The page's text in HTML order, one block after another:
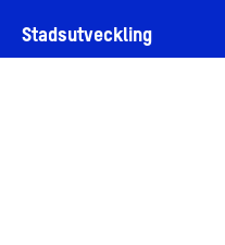
Stadsutveckling